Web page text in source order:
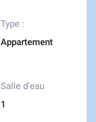
Type :
Appartement
Salle d'eau
1